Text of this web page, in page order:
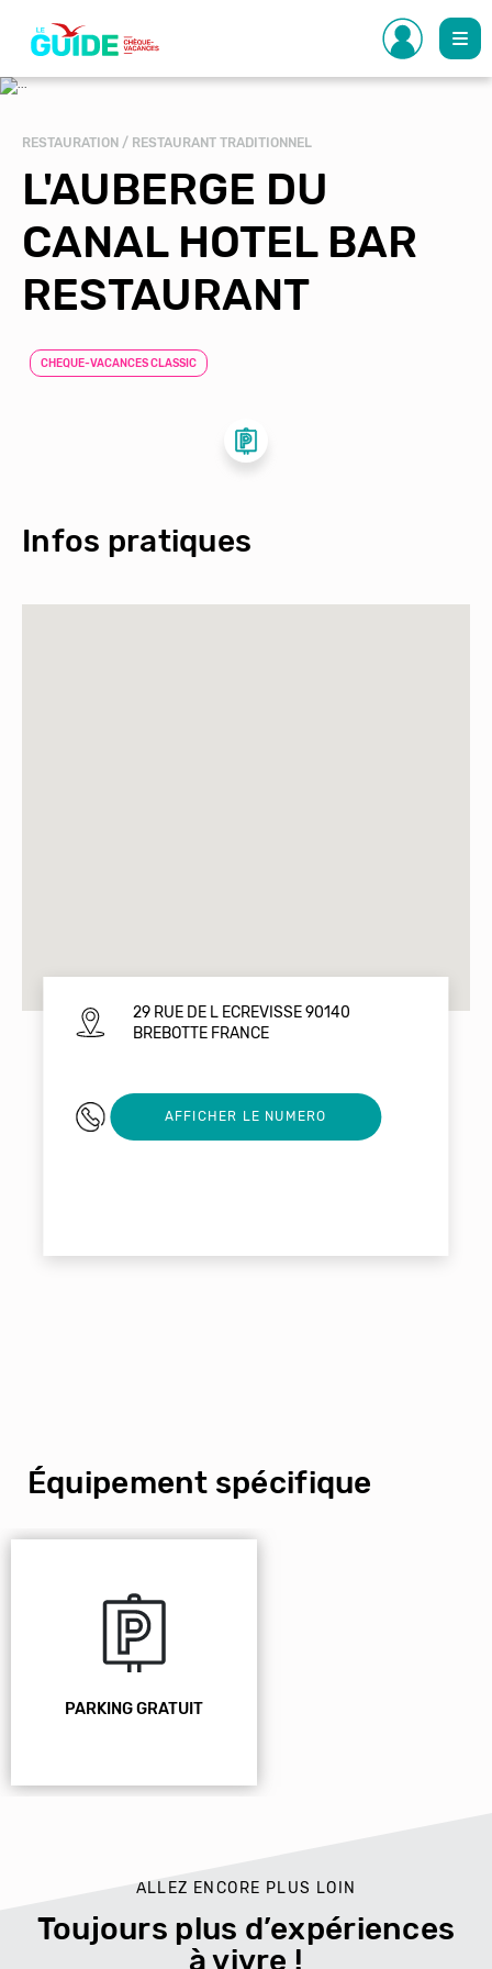
contenu
principal
RESTAURATION / RESTAURANT TRADITIONNEL
L'AUBERGE DU
CANAL HOTEL BAR
RESTAURANT
CHEQUE-VACANCES CLASSIC
Infos pratiques
29 RUE DE L ECREVISSE 90140
BREBOTTE FRANCE
0384908003
AFFICHER LE NUMERO
Équipement spécifique
PARKING GRATUIT
ALLEZ ENCORE PLUS LOIN
Toujours plus d’expériences
à vivre !